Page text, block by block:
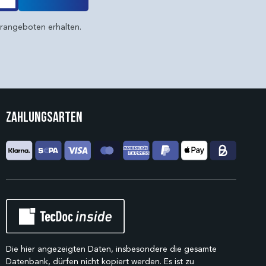
erhalten.
Zahlungsarten
Die hier angezeigten Daten, insbesondere die gesamte
Datenbank, dürfen nicht kopiert werden. Es ist zu